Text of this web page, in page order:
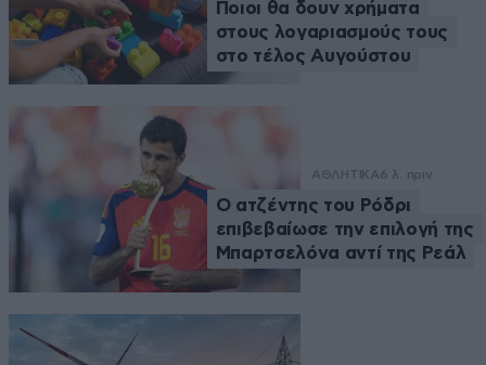
Ποιοι θα δουν χρήματα
στους λογαριασμούς τους
στο τέλος Αυγούστου
ΑΘΛΗΤΙΚΑ6 λ. πριν
Ο ατζέντης του Ρόδρι
επιβεβαίωσε την επιλογή της
Μπαρτσελόνα αντί της Ρεάλ